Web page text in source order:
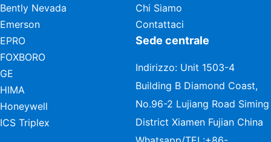
Bently Nevada
Emerson
EPRO
FOXBORO
GE
HIMA
Honeywell
ICS Triplex
Chi Siamo
Contattaci
Sede centrale
Indirizzo: Unit 1503-4
Building B Diamond Coast,
No.96-2 Lujiang Road Siming
District Xiamen Fujian China